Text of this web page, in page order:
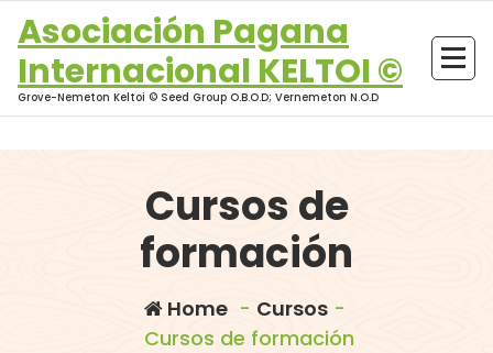
content
Asociación Pagana
Internacional KELTOI ©
Grove-Nemeton Keltoi © Seed Group O.B.O.D; Vernemeton N.O.D
Cursos de
formación
Home - Cursos -
Cursos de formación